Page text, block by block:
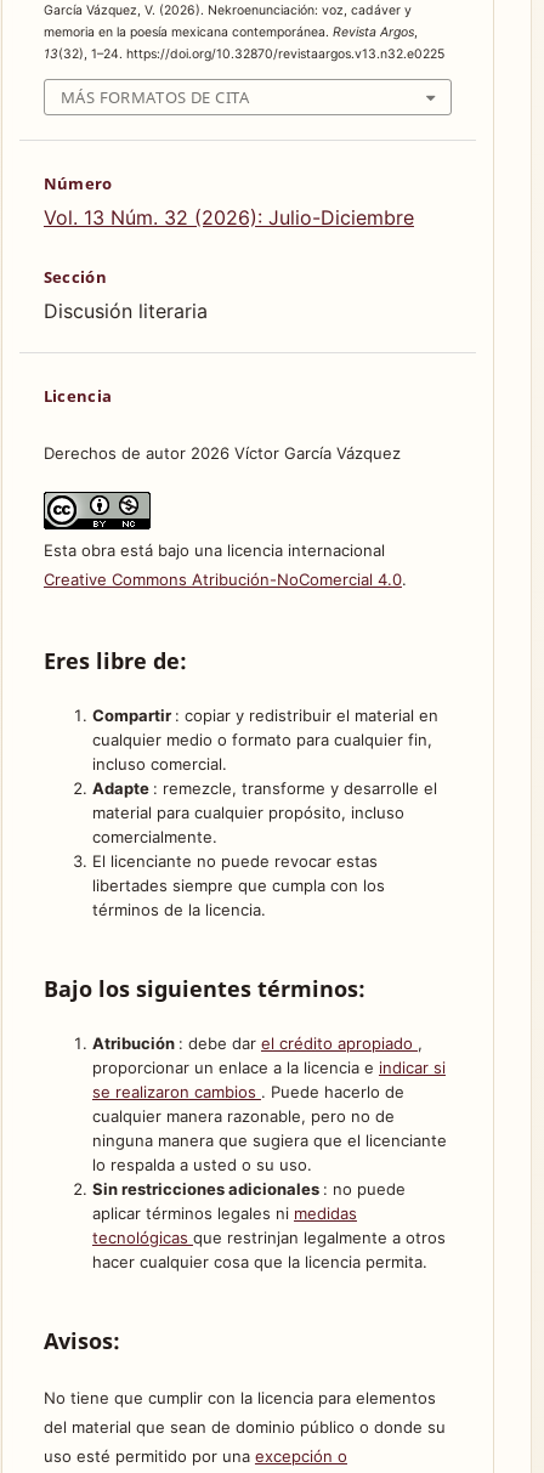
García Vázquez, V. (2026). Nekroenunciación: voz, cadáver y
memoria en la poesía mexicana contemporánea. Revista Argos,
13(32), 1–24. https://doi.org/10.32870/revistaargos.v13.n32.e0225
MÁS FORMATOS DE CITA
Número
Vol. 13 Núm. 32 (2026): Julio-Diciembre
Sección
Discusión literaria
Licencia
Derechos de autor 2026 Víctor García Vázquez
Esta obra está bajo una licencia internacional
Creative Commons Atribución-NoComercial 4.0.
Eres libre de:
Compartir : copiar y redistribuir el material en
cualquier medio o formato para cualquier fin,
incluso comercial.
Adapte : remezcle, transforme y desarrolle el
material para cualquier propósito, incluso
comercialmente.
El licenciante no puede revocar estas
libertades siempre que cumpla con los
términos de la licencia.
Bajo los siguientes términos:
Atribución : debe dar el crédito apropiado ,
proporcionar un enlace a la licencia e indicar si
se realizaron cambios . Puede hacerlo de
cualquier manera razonable, pero no de
ninguna manera que sugiera que el licenciante
lo respalda a usted o su uso.
Sin restricciones adicionales : no puede
aplicar términos legales ni medidas
tecnológicas que restrinjan legalmente a otros
hacer cualquier cosa que la licencia permita.
Avisos:
No tiene que cumplir con la licencia para elementos
del material que sean de dominio público o donde su
uso esté permitido por una excepción o